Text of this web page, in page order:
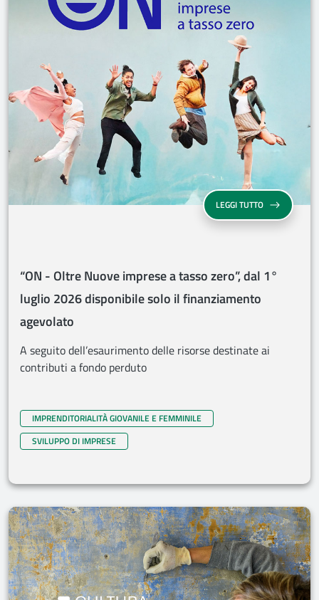
LEGGI TUTTO“ON - OLTRE
“ON - Oltre Nuove imprese a tasso zero”, dal 1°
luglio 2026 disponibile solo il finanziamento
agevolato
A seguito dell’esaurimento delle risorse destinate ai
contributi a fondo perduto
IMPRENDITORIALITÀ GIOVANILE E FEMMINILE
SVILUPPO DI IMPRESE